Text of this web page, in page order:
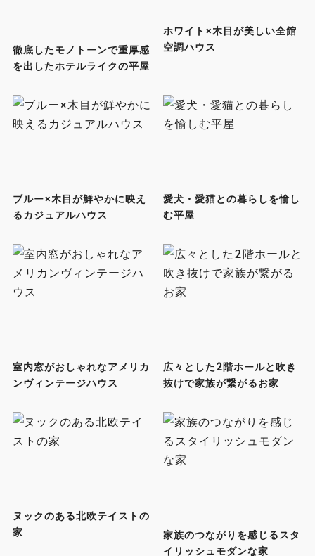
徹底したモノトーンで重厚感
を出したホテルライクの平屋
ホワイト×木目が美しい全館
空調ハウス
ブルー×木目が鮮やかに映え
るカジュアルハウス
愛犬・愛猫との暮らしを愉し
む平屋
室内窓がおしゃれなアメリカ
ンヴィンテージハウス
広々とした2階ホールと吹き
抜けで家族が繋がるお家
ヌックのある北欧テイストの
家
家族のつながりを感じるスタ
イリッシュモダンな家